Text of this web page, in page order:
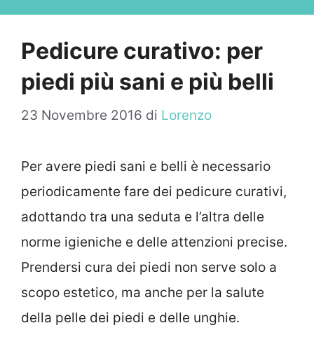
Pedicure curativo: per
piedi più sani e più belli
23 Novembre 2016 di Lorenzo
Per avere piedi sani e belli è necessario
periodicamente fare dei pedicure curativi,
adottando tra una seduta e l’altra delle
norme igieniche e delle attenzioni precise.
Prendersi cura dei piedi non serve solo a
scopo estetico, ma anche per la salute
della pelle dei piedi e delle unghie.